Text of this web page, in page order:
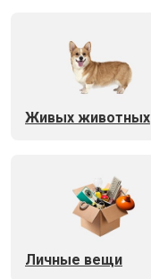
Живых животных
Личные вещи